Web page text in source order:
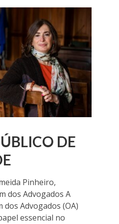
DE
Pinheiro,
dos Advogados A
dos Advogados (OA)
essencial no